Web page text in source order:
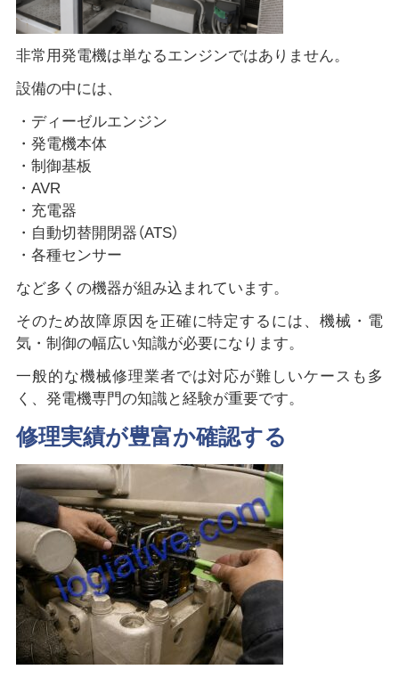
非常用発電機は単なるエンジンではありません。
設備の中には、
・ディーゼルエンジン
・発電機本体
・制御基板
・AVR
・充電器
・自動切替開閉器（ATS）
・各種センサー
など多くの機器が組み込まれています。
そのため故障原因を正確に特定するには、機械・電
気・制御の幅広い知識が必要になります。
一般的な機械修理業者では対応が難しいケースも多
く、発電機専門の知識と経験が重要です。
修理実績が豊富か確認する